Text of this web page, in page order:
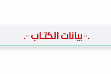
.▫️ بيانات الكتـاب ▫️.